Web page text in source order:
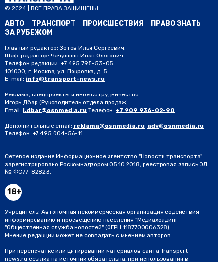
© 2024 | ВСЕ ПРАВА ЗАЩИЩЕНЫ
АВТО ТРАНСПОРТ ПРОИСШЕСТВИЯ
ПРАВО ЗНАТЬ
ЗА РУБЕЖОМ
Главный редактор: Зотов Илья Сергеевич.
Шеф-редактор: Чечушкин Иван Олегович.
Телефон редакции: +7 495 795-53-05
101000, г. Москва, ул. Покровка, д. 5
E-mail: info@transport-news.ru
Реклама, спецпроекты и иное сотрудничество:
Игорь Дбар (Руководитель отдела продаж)
Email: i.dbar@osnmedia.ru Телефон: +7 909 936-02-90
Дополнительные email: reklama@osnmedia.ru, adv@osnmedia.ru
Телефон: +7 495 004-56-11
Сетевое издание Информационное агентство "Новости транспорта"
зарегистрировано Роскомнадзором 05.10.2018, реестровая запись ЭЛ
№ ФС77-82823.
18+
Учредитель: Автономная некоммерческая организация содействия
информированию и просвещению населения "Медиахолдинг
"Общественная служба новостей" (ОГРН 1187700006328).
Мнение редакции может не совпадать с мнением авторов.
При перепечатке или цитировании материалов сайта Transport-
news.ru ссылка на источник обязательна, при использовании в